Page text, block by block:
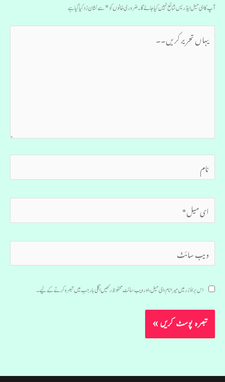
آپ کا ای میل ایڈریس شائع نہیں کیا جائے گا۔ضروری خانوں کو*سے نشان زد کیا گیا ہے
تحریر
میل*
سائٹ
اس براؤزر میں میرا نام، ای میل، اور ویب سائٹ محفوظ رکھیں اگلی بار جب میں تبصرہ کرنے کےلیے۔